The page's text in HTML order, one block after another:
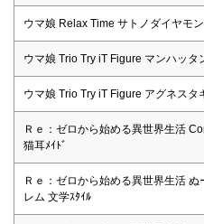
ウマ娘 Relax Time サトノダイヤモ
ウマ娘 Trio Try iT Figure マンハッタ
ウマ娘 Trio Try iT Figure アグネスタ
Ｒｅ：ゼロから始める異世界生活
猫耳ﾒｲﾄﾞ
Ｒｅ：ゼロから始める異世界生活 ぬ
レム 文学ｽﾀｲﾙ